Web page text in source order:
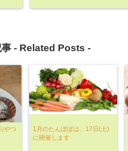
- Related Posts -
やつ
1月のたんぽぽは、17日(土)
に開催します